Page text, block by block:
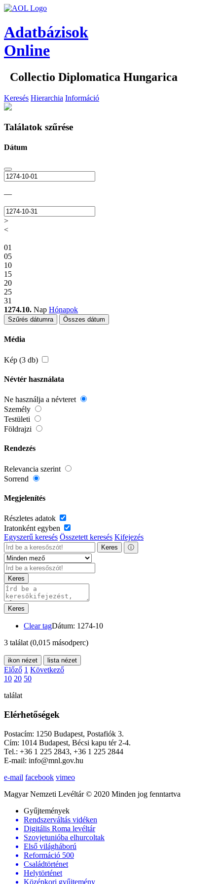
Adatbázisok
Online
Collectio Diplomatica Hungarica
Keresés Hierarchia Információ
Találatok szűrése
Dátum
—
>
<
01
05
10
15
20
25
31
1274.10. Nap Hónapok
Szűrés dátumra Összes dátum
Média
Kép (3 db)
Névtér használata
Ne használja a névteret
Személy
Testületi
Földrajzi
Rendezés
Relevancia szerint
Sorrend
Megjelenítés
Részletes adatok
Iratonként egyben
Egyszerű keresés Összetett keresés Kifejezés
Keres ⓘ
Keres
Keres
Clear tagDátum: 1274-10
3 találat (0,015 másodperc)
ikon nézet lista nézet
Előző 1 Következő
10 20 50
találat
Elérhetőségek
Postacím: 1250 Budapest, Postafiók 3.
Cím: 1014 Budapest, Bécsi kapu tér 2-4.
Tel.: +36 1 225 2843, +36 1 225 2844
E-mail: info@mnl.gov.hu
e-mail facebook vimeo
Magyar Nemzeti Levéltár © 2020 Minden jog fenntartva
Gyűjtemények
Rendszerváltás vidéken
Digitális Roma levéltár
Szovjetunióba elhurcoltak
Első világháború
Reformáció 500
Családtörténet
Helytörténet
Középkori gyűjtemény